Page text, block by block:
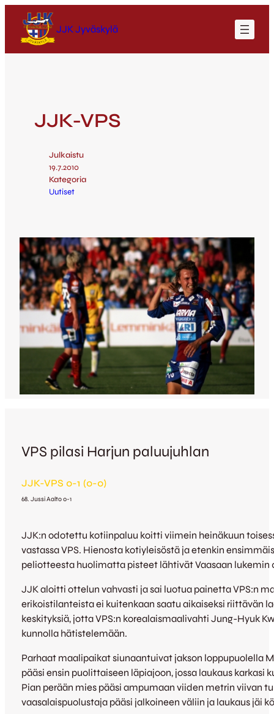
JJK Jyväskylä
JJK-VPS
Julkaistu
19.7.2010
Kategoria
Uutiset
VPS pilasi Harjun paluujuhlan
JJK-VPS 0-1 (0-0)
68. Jussi Aalto 0-1
JJK:n odotettu kotiinpaluu koitti viimein heinäkuun
vastassa VPS. Hienosta kotiyleisöstä ja etenkin
peliotteesta huolimatta pisteet lähtivät Vaasaan lukemin
JJK aloitti ottelun vahvasti ja sai luotua painetta VPS:n
erikoistilanteista ei kuitenkaan saatu aikaiseksi riittävän
keskityksiä, jotta VPS:n korealaismaalivahti Jung-Hyuk
kunnolla hätistelemään.
Parhaat maalipaikat siunaantuivat jakson loppupuolella
pääsi ensin puolittaiseen läpiajoon, jossa laukaus karkasi
Pian perään mies pääsi ampumaan viiden metrin viivan
vaasalaispuolustaja pääsi jalkoineen väliin ja laukaus jäi